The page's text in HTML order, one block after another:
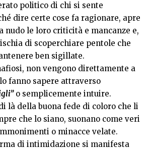
politico di chi si sente
dire certe cose fa ragionare, apre
nudo le loro criticità e mancanze e,
di scoperchiare pentole che
ben sigillate.
non vengono direttamente a
fanno sapere attraverso
o semplicemente intuire.
là della buona fede di coloro che li
che lo siano, suonano come veri
o minacce velate.
di intimidazione si manifesta